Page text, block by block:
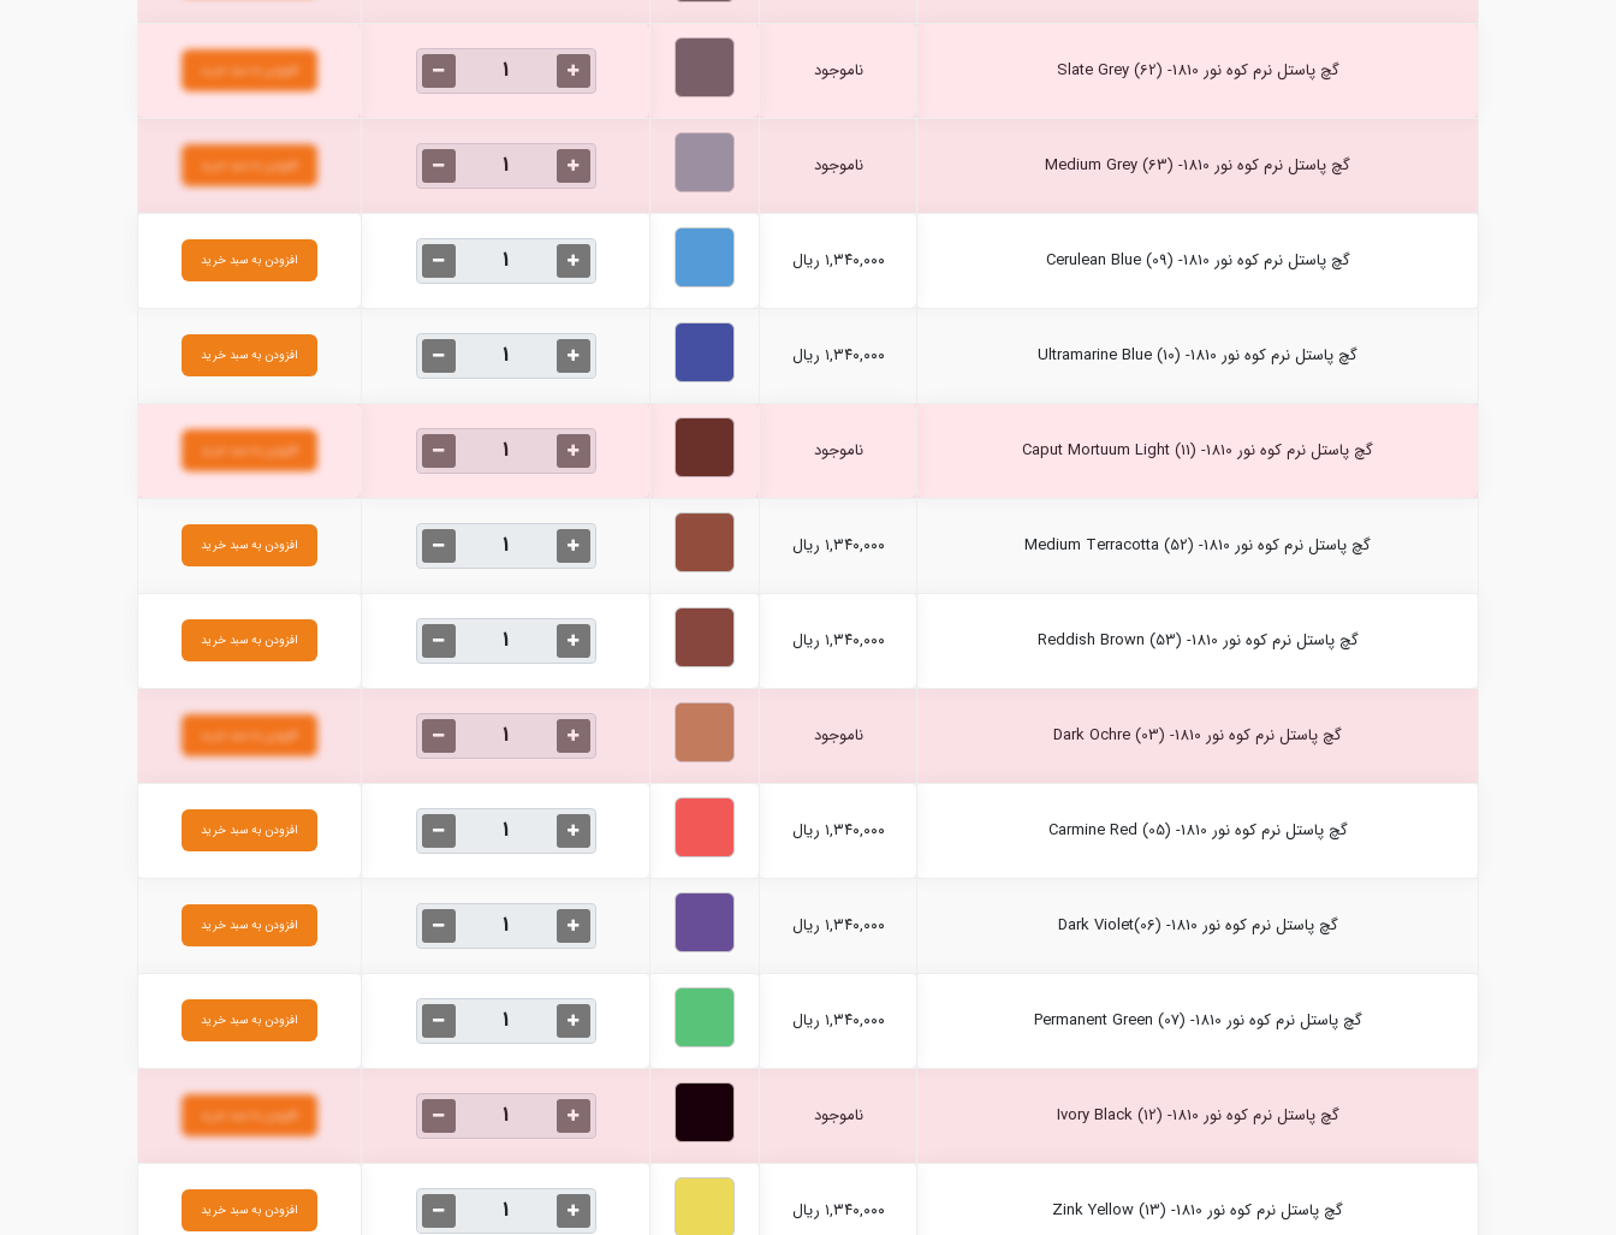
گچ پاستل نرم کوه نور Slate Grey (62) -1810 ناموجود افزودن به سبد خرید
گچ پاستل نرم کوه نور Medium Grey (63) -1810 ناموجود افزودن به سبد خرید
گچ پاستل نرم کوه نور Cerulean Blue (09) -1810 ۱,۳۴۰,۰۰۰ ریال افزودن به سبد خرید
گچ پاستل نرم کوه نور Ultramarine Blue (10) -1810 ۱,۳۴۰,۰۰۰ ریال افزودن به سبد خرید
گچ پاستل نرم کوه نور Caput Mortuum Light (11) -1810 ناموجود افزودن به سبد خرید
گچ پاستل نرم کوه نور Medium Terracotta (52) -1810 ۱,۳۴۰,۰۰۰ ریال افزودن به سبد خرید
گچ پاستل نرم کوه نور Reddish Brown (53) -1810 ۱,۳۴۰,۰۰۰ ریال افزودن به سبد خرید
گچ پاستل نرم کوه نور Dark Ochre (03) -1810 ناموجود افزودن به سبد خرید
گچ پاستل نرم کوه نور Carmine Red (05) -1810 ۱,۳۴۰,۰۰۰ ریال افزودن به سبد خرید
گچ پاستل نرم کوه نور Dark Violet(06) -1810 ۱,۳۴۰,۰۰۰ ریال افزودن به سبد خرید
گچ پاستل نرم کوه نور Permanent Green (07) -1810 ۱,۳۴۰,۰۰۰ ریال افزودن به سبد خرید
گچ پاستل نرم کوه نور Ivory Black (12) -1810 ناموجود افزودن به سبد خرید
گچ پاستل نرم کوه نور Zink Yellow (13) -1810 ۱,۳۴۰,۰۰۰ ریال افزودن به سبد خرید